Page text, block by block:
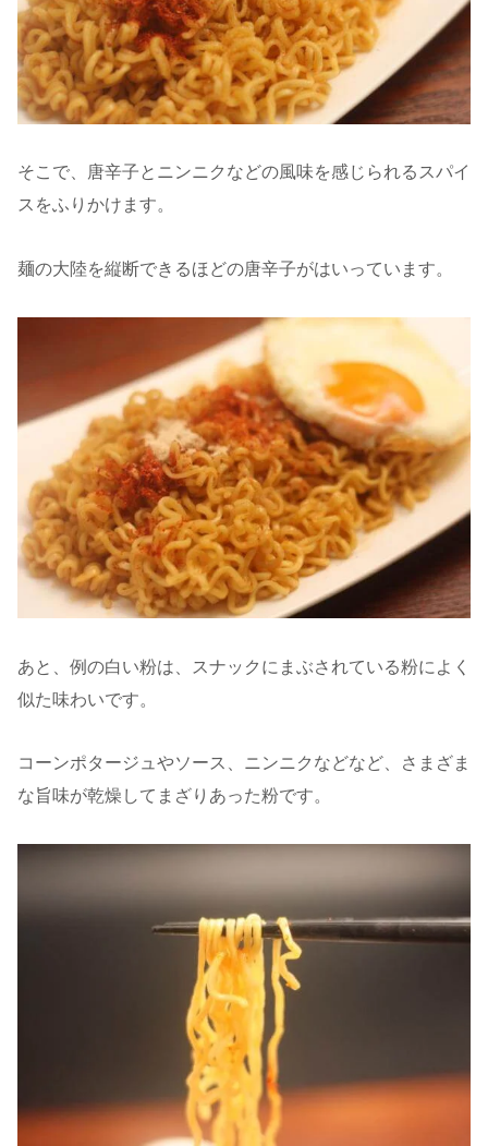
そこで、唐辛子とニンニクなどの風味を感じられるスパイ
スをふりかけます。
麺の大陸を縦断できるほどの唐辛子がはいっています。
あと、例の白い粉は、スナックにまぶされている粉によく
似た味わいです。
コーンポタージュやソース、ニンニクなどなど、さまざま
な旨味が乾燥してまざりあった粉です。